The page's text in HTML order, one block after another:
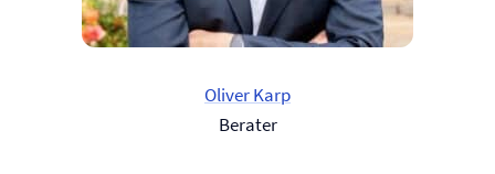
Oliver Karp
Berater